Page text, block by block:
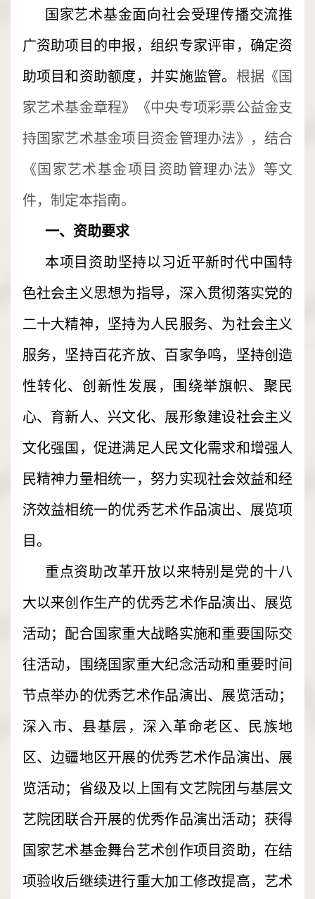
国家艺术基金面向社会受理传播交流推
广资助项目的申报，组织专家评审，确定资
助项目和资助额度，并实施监管。 根据《国
家艺术基金章程》《中央专项彩票公益金支
持国家艺术基金项目资金管理办法》，结合
《国家艺术基金项目资助管理办法》等文
件，制定本指南。
一、资助要求
本项目资助坚持以习近平新时代中国特
色社会主义思想为指导，深入贯彻落实党的
二十大精神，坚持为人民服务、为社会主义
服务，坚持百花齐放、百家争鸣，坚持创造
性转化、创新性发展，围绕举旗帜、聚民
心、育新人、兴文化、展形象建设社会主义
文化强国，促进满足人民文化需求和增强人
民精神力量相统一，努力实现社会效益和经
济效益相统一的优秀艺术作品演出、展览项
目。
重点资助改革开放以来特别是党的十八
大以来创作生产的优秀艺术作品演出、展览
活动；配合国家重大战略实施和重要国际交
往活动，围绕国家重大纪念活动和重要时间
节点举办的优秀艺术作品演出、展览活动；
深入市、县基层，深入革命老区、民族地
区、边疆地区开展的优秀艺术作品演出、展
览活动；省级及以上国有文艺院团与基层文
艺院团联合开展的优秀作品演出活动；获得
国家艺术基金舞台艺术创作项目资助，在结
项验收后继续进行重大加工修改提高，艺术